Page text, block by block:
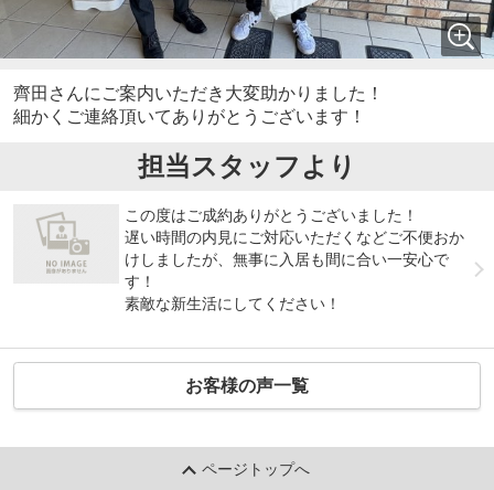
齊田さんにご案内いただき大変助かりました！
細かくご連絡頂いてありがとうございます！
担当スタッフより
この度はご成約ありがとうございました！
遅い時間の内見にご対応いただくなどご不便おか
けしましたが、無事に入居も間に合い一安心で
す！
素敵な新生活にしてください！
お客様の声一覧
ページトップへ